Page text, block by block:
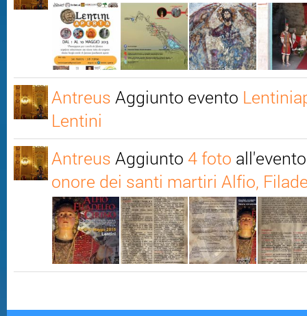
Antreus Aggiunto evento
Lentini
Antreus Aggiunto 4 foto
onore dei santi martiri Alfio,